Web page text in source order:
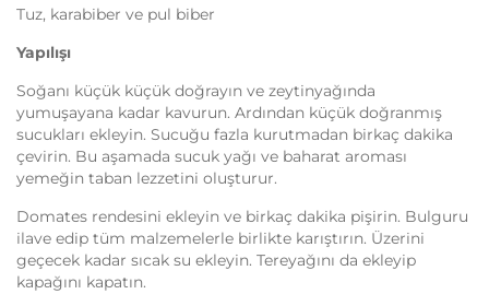
Tuz, karabiber ve pul biber
Yapılışı
Soğanı küçük küçük doğrayın ve zeytinyağında
yumuşayana kadar kavurun. Ardından küçük doğranmış
sucukları ekleyin. Sucuğu fazla kurutmadan birkaç dakika
çevirin. Bu aşamada sucuk yağı ve baharat aroması
yemeğin taban lezzetini oluşturur.
Domates rendesini ekleyin ve birkaç dakika pişirin. Bulguru
ilave edip tüm malzemelerle birlikte karıştırın. Üzerini
geçecek kadar sıcak su ekleyin. Tereyağını da ekleyip
kapağını kapatın.